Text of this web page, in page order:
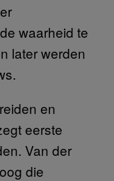
waarheid te
later werden
en
eerste
Van der
die